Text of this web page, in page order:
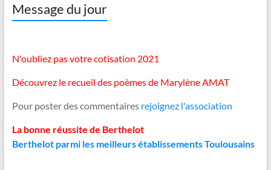
Message du jour
N'oubliez pas votre cotisation 2021
Découvrez le recueil des poèmes de Marylène AMAT
Pour poster des commentaires rejoignez l'association
La bonne réussite de Berthelot
Berthelot parmi les meilleurs établissements Toulousains